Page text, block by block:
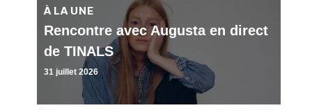
À LA UNE
Rencontre avec Augusta en direct
de TINALS
31 juillet 2026